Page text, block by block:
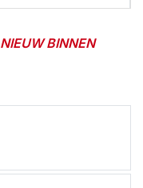
NIEUW BINNEN